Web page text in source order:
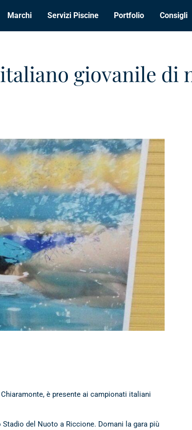
Marchi Servizi Piscine Portfolio Consigli
giovanile di
è presente ai campionati italiani
del Nuoto a Riccione. Domani la gara più